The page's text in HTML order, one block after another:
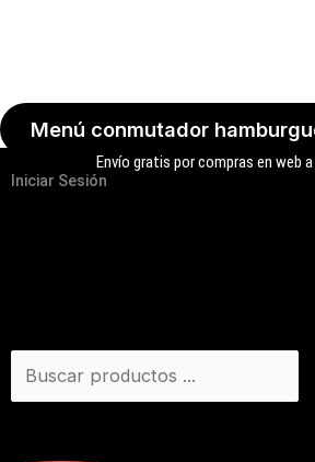
Menú conmutador
Envío gratis por compras en web
Iniciar Sesión